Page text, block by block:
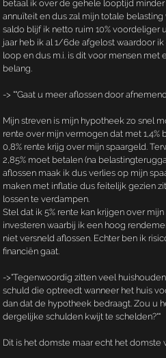
betaal ik over de gehele looptijd
annuïteit en dus zal mijn totale
saldo blijf ik netto ruim 10% voordeliger
jaar heb ik al 1/6de afgelost waardoor
loop en dus m.i. is dit voor mensen met
belang.
-> ""Gaat u meer aflossen door
Mijn streven is mijn hypotheek zo snel
rente over mijn vermogen dat met 1,4%
0,8% rente krijg over mijn spaargeld.
2,85% moet betalen (na
aflossen maak ik dus verlies op mijn
maken met inflatie dus feitelijk gezien
lossen te verdampen.
Stel dat ik 5% rente kan krijgen over
investeren waarbij ik een hoog
niet versneld aflossen. Echter ben ik
financiën gaat.
->"Tegenwoordig zitten veel
schuld die optreedt wanneer het huis
dan dat de hypotheek bedraagt. Zou u
dergelijke schulden kwijt te schelden?""
Dit is het domste maar echt het domste